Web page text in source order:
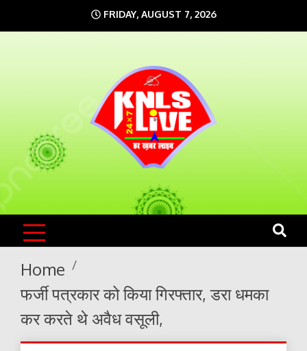
to
FRIDAY, AUGUST 7, 2026
KNLS LIVE
India`s No.1 News Portal
Home
फर्जी पत्रकार को किया गिरफ्तार, डरा धमका
कर करते थे अवैध वसूली,